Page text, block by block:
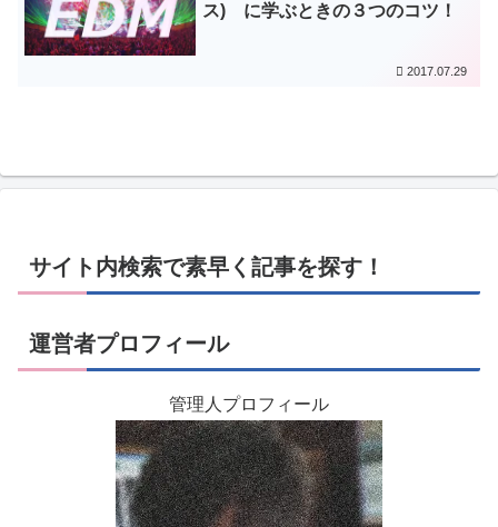
ス) に学ぶときの３つのコツ！
2017.07.29
サイト内検索で素早く記事を探す！
運営者プロフィール
管理人プロフィール